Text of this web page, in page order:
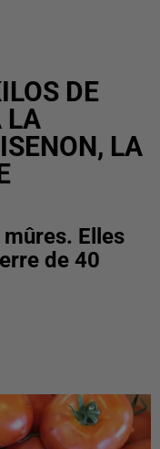
DE
LA
LA
Elles
de 40